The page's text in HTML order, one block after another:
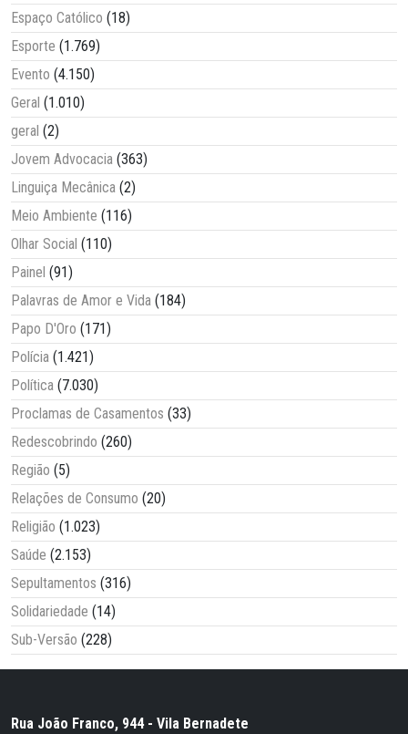
Espaço Católico (18)
Esporte (1.769)
Evento (4.150)
Geral (1.010)
geral (2)
Jovem Advocacia (363)
Linguiça Mecânica (2)
Meio Ambiente (116)
Olhar Social (110)
Painel (91)
Palavras de Amor e Vida (184)
Papo D'Oro (171)
Polícia (1.421)
Política (7.030)
Proclamas de Casamentos (33)
Redescobrindo (260)
Região (5)
Relações de Consumo (20)
Religião (1.023)
Saúde (2.153)
Sepultamentos (316)
Solidariedade (14)
Sub-Versão (228)
Rua João Franco, 944 - Vila Bernadete